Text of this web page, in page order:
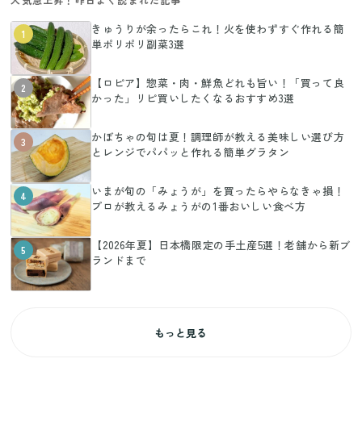
1
きゅうりが余ったらこれ！火を使わずすぐ作れる簡
単ポリポリ副菜3選
2
【ロピア】惣菜・肉・鮮魚どれも旨い！「買って良
かった」リピ買いしたくなるおすすめ3選
3
かぼちゃの旬は夏！調理師が教える美味しい選び方
とレンジでパパッと作れる簡単グラタン
4
いまが旬の「みょうが」を買ったらやらなきゃ損！
プロが教えるみょうがの1番おいしい食べ方
5
【2026年夏】日本橋限定の手土産5選！老舗から新ブ
ランドまで
もっと見る